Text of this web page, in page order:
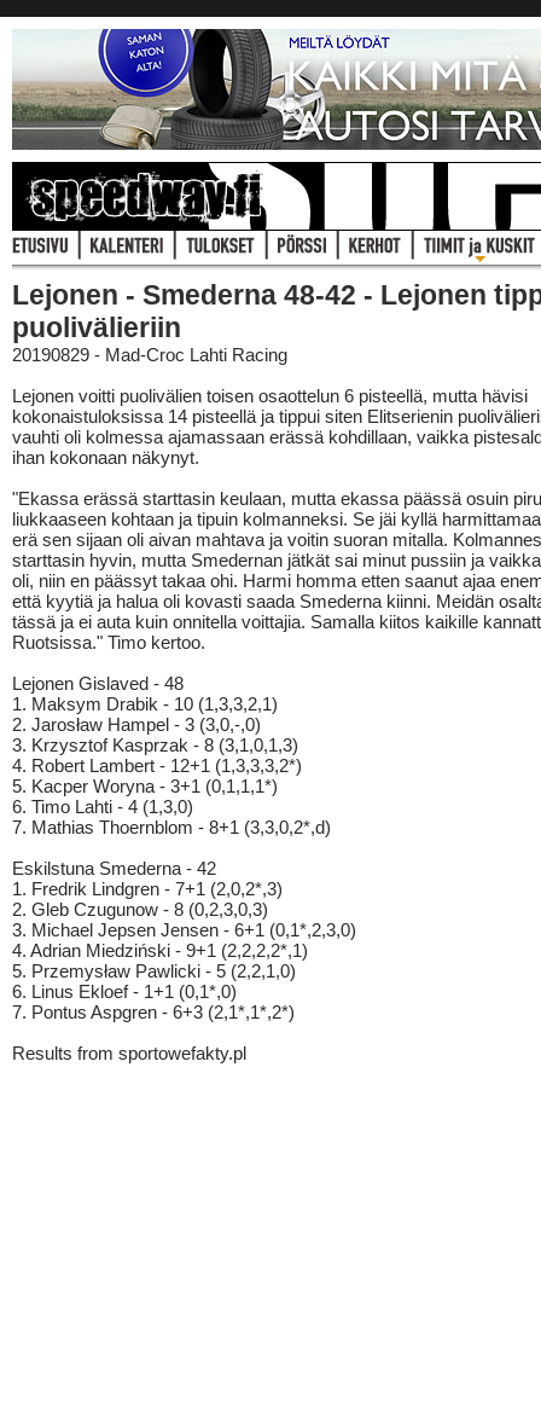
Lejonen - Smederna 48-42 - Lejonen
puolivälieriin
20190829 - Mad-Croc Lahti Racing
Lejonen voitti puolivälien toisen osaottelun 6 pisteellä, mutta hävisi
kokonaistuloksissa 14 pisteellä ja tippui siten Elitserienin
vauhti oli kolmessa ajamassaan erässä kohdillaan, vaikka
ihan kokonaan näkynyt.
"Ekassa erässä starttasin keulaan, mutta ekassa päässä osuin
liukkaaseen kohtaan ja tipuin kolmanneksi. Se jäi kyllä
erä sen sijaan oli aivan mahtava ja voitin suoran mitalla.
starttasin hyvin, mutta Smedernan jätkät sai minut pussiin ja
oli, niin en päässyt takaa ohi. Harmi homma etten saanut ajaa
että kyytiä ja halua oli kovasti saada Smederna kiinni. Meidän
tässä ja ei auta kuin onnitella voittajia. Samalla kiitos kaikille
Ruotsissa." Timo kertoo.
Lejonen Gislaved - 48
1. Maksym Drabik - 10 (1,3,3,2,1)
2. Jarosław Hampel - 3 (3,0,-,0)
3. Krzysztof Kasprzak - 8 (3,1,0,1,3)
4. Robert Lambert - 12+1 (1,3,3,3,2*)
5. Kacper Woryna - 3+1 (0,1,1,1*)
6. Timo Lahti - 4 (1,3,0)
7. Mathias Thoernblom - 8+1 (3,3,0,2*,d)
Eskilstuna Smederna - 42
1. Fredrik Lindgren - 7+1 (2,0,2*,3)
2. Gleb Czugunow - 8 (0,2,3,0,3)
3. Michael Jepsen Jensen - 6+1 (0,1*,2,3,0)
4. Adrian Miedziński - 9+1 (2,2,2,2*,1)
5. Przemysław Pawlicki - 5 (2,2,1,0)
6. Linus Ekloef - 1+1 (0,1*,0)
7. Pontus Aspgren - 6+3 (2,1*,1*,2*)
Results from sportowefakty.pl